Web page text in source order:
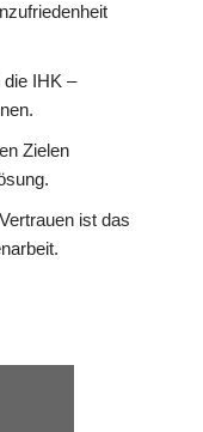
die IHK –
Zielen
ist das